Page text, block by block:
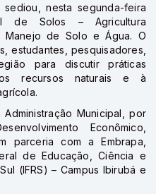
nesta segunda-feira
de Solos – Agricultura
Manejo de Solo e Água. O
estudantes, pesquisadores,
para discutir práticas
recursos naturais e à
Municipal, por
Econômico,
parceria com a Embrapa,
de Educação, Ciência e
(IFRS) – Campus Ibirubá e